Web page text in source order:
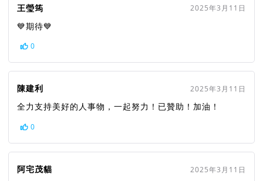
王瑩筠 2025年3月11日
💙期待💙
0
陳建利 2025年3月11日
全力支持美好的人事物，一起努力！已贊助！加油！
0
阿宅茂貓 2025年3月11日